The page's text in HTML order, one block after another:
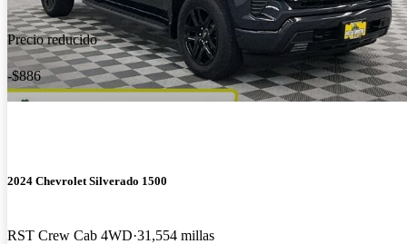
Precio reducido
-$886
2024 Chevrolet Silverado 1500
RST Crew Cab 4WD 31,554 millas